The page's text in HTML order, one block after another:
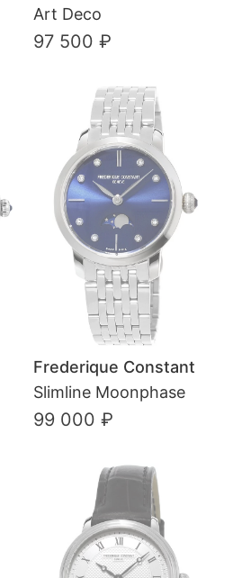
Art Deco
97 500 ₽
Frederique Constant
Slimline Moonphase
99 000 ₽